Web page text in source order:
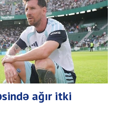
ağır itki